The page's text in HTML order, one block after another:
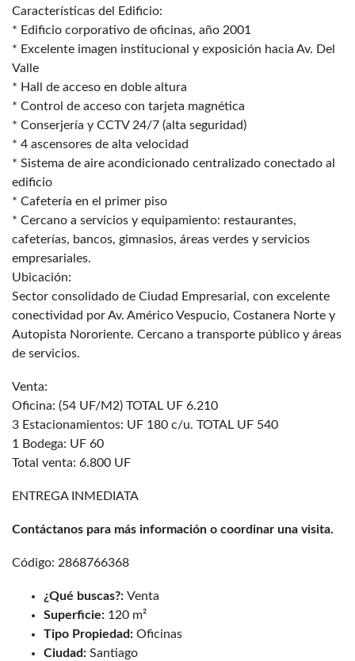
Características del Edificio:
* Edificio corporativo de oficinas, año 2001
* Excelente imagen institucional y exposición hacia Av. Del
Valle
* Hall de acceso en doble altura
* Control de acceso con tarjeta magnética
* Conserjería y CCTV 24/7 (alta seguridad)
* 4 ascensores de alta velocidad
* Sistema de aire acondicionado centralizado conectado al
edificio
* Cafetería en el primer piso
* Cercano a servicios y equipamiento: restaurantes,
cafeterías, bancos, gimnasios, áreas verdes y servicios
empresariales.
Ubicación:
Sector consolidado de Ciudad Empresarial, con excelente
conectividad por Av. Américo Vespucio, Costanera Norte y
Autopista Nororiente. Cercano a transporte público y áreas
de servicios.
Venta:
Oficina: (54 UF/M2) TOTAL UF 6.210
3 Estacionamientos: UF 180 c/u. TOTAL UF 540
1 Bodega: UF 60
Total venta: 6.800 UF
ENTREGA INMEDIATA
Contáctanos para más información o coordinar una visita.
Código: 2868766368
¿Qué buscas?: Venta
Superficie: 120 m²
Tipo Propiedad: Oficinas
Ciudad: Santiago